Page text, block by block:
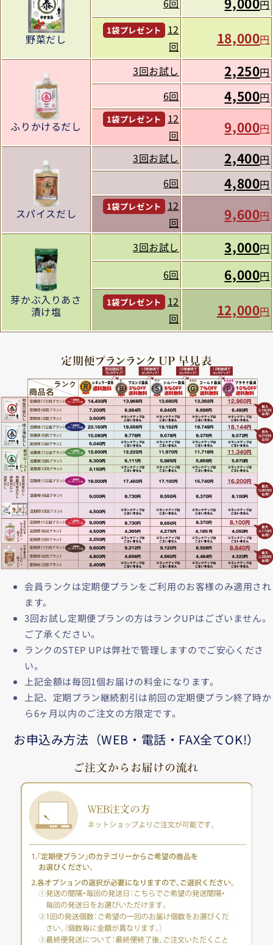
野菜だし
6回
円
1袋プレゼント
12
回
18,000円
ふりかけるだし
3回お試し 2,250円
6回
4,500円
1袋プレゼント
12
回
9,000円
スパイスだし
3回お試し 2,400円
6回
4,800円
1袋プレゼント
12
回
9,600円
芽かぶ入りあさ
漬け塩
3回お試し 3,000円
6回
6,000円
1袋プレゼント
12
回
12,000円
会員ランクは定期便プランをご利用のお客様のみ適用され
ます。
3回お試し定期便プランの方はランクUPはございません。
ご了承ください。
ランクのSTEP UPは弊社で管理しますのでご安心くださ
い。
上記金額は毎回1個お届けの料金になります。
上記、定期プラン継続割引は前回の定期便プラン終了時か
ら6ヶ月以内のご注文の方限定です。
お申込み方法（WEB・電話・FAX全てOK!）